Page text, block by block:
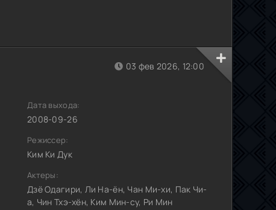
03 фев 2026, 12:00
Дата выхода:
2008-09-26
Режиссер:
Ким Ки Дук
Актеры:
Дзё Одагири, Ли На-ён, Чан Ми-хи, Пак Чи-
а, Чин Тхэ-хён, Ким Мин-су, Ри Мин